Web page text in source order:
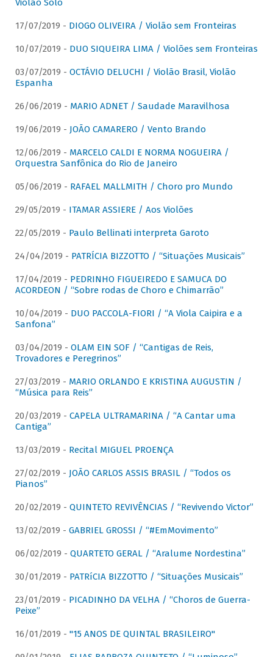
Violão Solo
17/07/2019 - DIOGO OLIVEIRA / Violão sem Fronteiras
10/07/2019 - DUO SIQUEIRA LIMA / Violões sem Fronteiras
03/07/2019 - OCTÁVIO DELUCHI / Violão Brasil, Violão
Espanha
26/06/2019 - MARIO ADNET / Saudade Maravilhosa
19/06/2019 - JOÃO CAMARERO / Vento Brando
12/06/2019 - MARCELO CALDI E NORMA NOGUEIRA /
Orquestra Sanfônica do Rio de Janeiro
05/06/2019 - RAFAEL MALLMITH / Choro pro Mundo
29/05/2019 - ITAMAR ASSIERE / Aos Violões
22/05/2019 - Paulo Bellinati interpreta Garoto
24/04/2019 - PATRÍCIA BIZZOTTO / “Situações Musicais”
17/04/2019 - PEDRINHO FIGUEIREDO E SAMUCA DO
ACORDEON / “Sobre rodas de Choro e Chimarrão”
10/04/2019 - DUO PACCOLA-FIORI / “A Viola Caipira e a
Sanfona”
03/04/2019 - OLAM EIN SOF / “Cantigas de Reis,
Trovadores e Peregrinos”
27/03/2019 - MARIO ORLANDO E KRISTINA AUGUSTIN /
“Música para Reis”
20/03/2019 - CAPELA ULTRAMARINA / “A Cantar uma
Cantiga”
13/03/2019 - Recital MIGUEL PROENÇA
27/02/2019 - JOÃO CARLOS ASSIS BRASIL / “Todos os
Pianos”
20/02/2019 - QUINTETO REVIVÊNCIAS / “Revivendo Victor”
13/02/2019 - GABRIEL GROSSI / “#EmMovimento”
06/02/2019 - QUARTETO GERAL / “Aralume Nordestina”
30/01/2019 - PATRíCIA BIZZOTTO / “Situações Musicais”
23/01/2019 - PICADINHO DA VELHA / “Choros de Guerra-
Peixe”
16/01/2019 - "15 ANOS DE QUINTAL BRASILEIRO"